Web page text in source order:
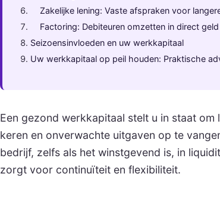
Zakelijke lening: Vaste afspraken voor
Factoring: Debiteuren omzetten in direct geld
Seizoensinvloeden en uw werkkapitaal
Uw werkkapitaal op peil houden: Praktische
Een gezond werkkapitaal stelt u in staat
keren en onverwachte uitgaven op te
bedrijf, zelfs als het winstgevend is, in
zorgt voor continuïteit en flexibiliteit.